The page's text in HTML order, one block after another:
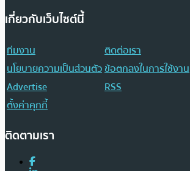
เกี่ยวกับเว็บไซต์นี้
ทีมงาน
ติดต่อเรา
นโยบายความเป็นส่วนตัวข้อตกลงในการใช้งาน
Advertise
RSS
ตั้งค่าคุกกี้
ติดตามเรา